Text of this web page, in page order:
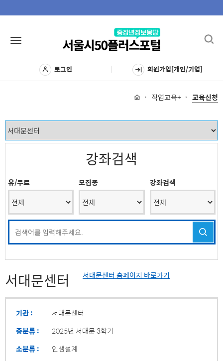
Toggle
로그인 회원가입[개인/기업]
직업교육+ 교육신청
강좌검색
유/무료 모집중 강좌검색
서대문센터 서대문센터 홈페이지 바로가기
기관 :
서대문센터
중분류 :
2025년 서대문 3학기
소분류 :
인생설계